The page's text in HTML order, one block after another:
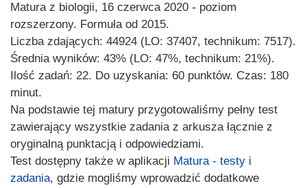
Matura z biologii, 16 czerwca 2020 - poziom
rozszerzony. Formuła od 2015.
Liczba zdających: 44924 (LO: 37407, technikum: 7517).
Średnia wyników: 43% (LO: 47%, technikum: 21%).
Ilość zadań: 22. Do uzyskania: 60 punktów. Czas: 180
minut.
Na podstawie tej matury przygotowaliśmy pełny test
zawierający wszystkie zadania z arkusza łącznie z
oryginalną punktacją i odpowiedziami.
Test dostępny także w aplikacji Matura - testy i
zadania, gdzie mogliśmy wprowadzić dodatkowe